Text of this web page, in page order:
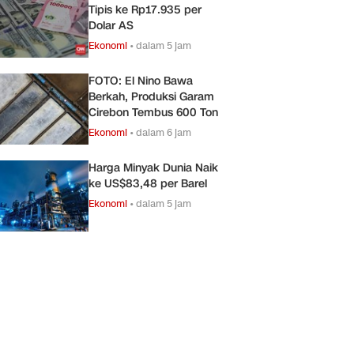
Tipis ke Rp17.935 per
Dolar AS
Ekonomi •dalam 5 jam
FOTO: El Nino Bawa
Berkah, Produksi Garam
Cirebon Tembus 600 Ton
Ekonomi •dalam 6 jam
Harga Minyak Dunia Naik
ke US$83,48 per Barel
Ekonomi •dalam 5 jam